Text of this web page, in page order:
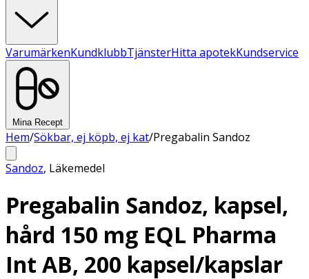
VarumärkenKundklubbTjänsterHitta apotekKundservice
Mina Recept
Hem/Sökbar, ej köpb, ej kat/Pregabalin Sandoz
Sandoz, Läkemedel
Pregabalin Sandoz, kapsel,
hård 150 mg EQL Pharma
Int AB, 200 kapsel/kapslar